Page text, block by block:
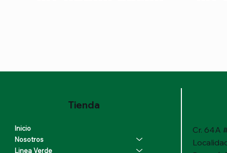
Cr. 64A
Tienda
Inicio
Nosotros
Linea Verde